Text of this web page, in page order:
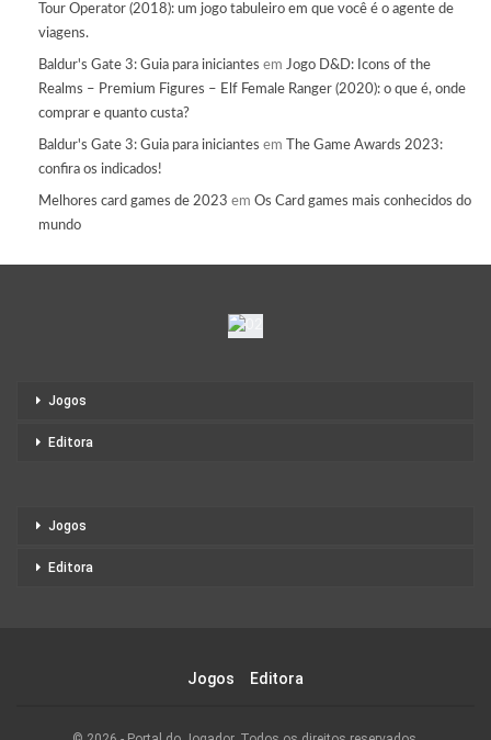
Tour Operator (2018): um jogo tabuleiro em que você é o agente de
viagens.
Baldur's Gate 3: Guia para iniciantes em Jogo D&D: Icons of the
Realms – Premium Figures – Elf Female Ranger (2020): o que é, onde
comprar e quanto custa?
Baldur's Gate 3: Guia para iniciantes em
The Game Awards 2023:
confira os indicados!
Melhores card games de 2023 em Os Card games mais conhecidos do
mundo
Jogos
Editora
Jogos
Editora
Jogos Editora